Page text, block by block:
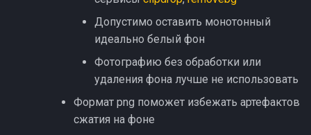
Допустимо оставить монотонный
идеально белый фон
Фотографию без обработки или
удаления фона лучше не использовать
Формат png поможет избежать артефактов
сжатия на фоне